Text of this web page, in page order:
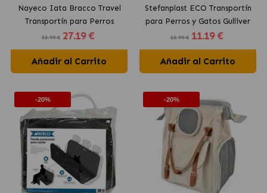
Nayeco Iata Bracco Travel
Transportín para Perros
33.99 € 27.19 €
Añadir al Carrito
Stefanplast ECO Transportín
para Perros y Gatos Gulliver
13.99 € 11.19 €
Añadir al Carrito
-20% -20%